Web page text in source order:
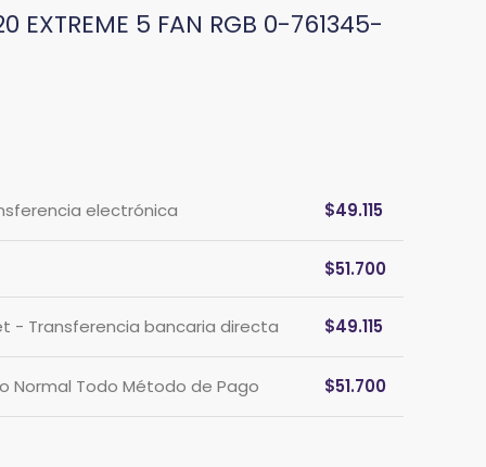
EXTREME 5 FAN RGB 0-761345-
electrónica $49.115
$51.700
- Transferencia bancaria directa $49.115
Normal Todo Método de Pago $51.700